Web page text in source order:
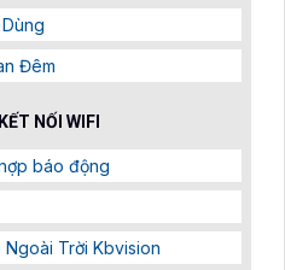
Đêm
NỐI WIFI
báo động
Trời Kbvision